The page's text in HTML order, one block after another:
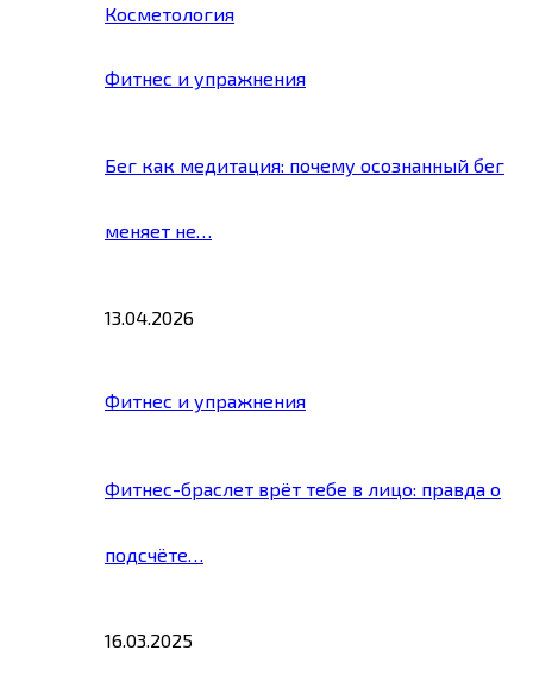
Косметология
Фитнес и упражнения
Бег как медитация: почему осознанный бег
меняет не…
13.04.2026
Фитнес и упражнения
Фитнес-браслет врёт тебе в лицо: правда о
подсчёте…
16.03.2025